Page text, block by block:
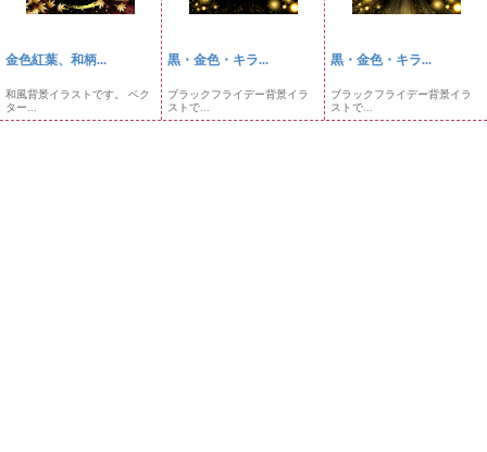
金色紅葉、和柄...
和風背景イラストです。 ベク
ター...
黒・金色・キラ...
ブラックフライデー背景イラ
ストで...
黒・金色・キラ...
ブラックフライデー背景イラ
ストで...